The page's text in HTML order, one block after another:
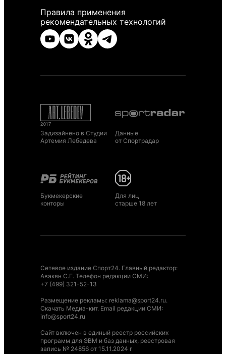
Правила применения
рекомендательных технологий
Задизайнено в Студии
Артемия Лебедева
Данные
от Спортрадар
Букмекерские
конторы
Для лиц
старше 18 лет
Сетевое издание Спорт24. Главный редактор:
Авакян С.Г. Телефон редакции СМИ:
+7 (499) 321-52-13
Размещение рекламы: reklama@sport24.ru.
Скачать Медиа-кит. Email редакции СМИ:
info@sport24.ru
Сайт включен в единый реестр российских
программ для ЭВМ и баз данных, реестровая
запись № 24856 от 15.11.2024 г